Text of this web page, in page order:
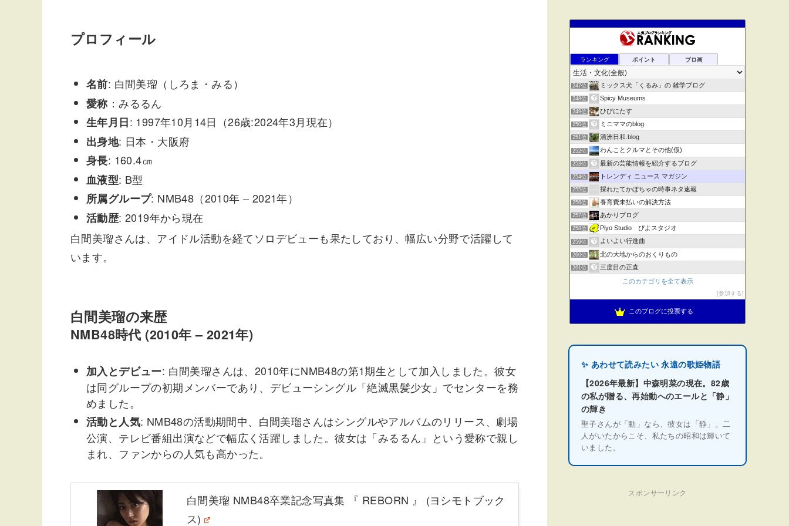
プロフィール
名前: 白間美瑠（しろま・みる）
愛称 ：みるるん
生年月日: 1997年10月14日（26歳:2024年3月現在）
出身地: 日本・大阪府
身長: 160.4㎝
血液型: B型
所属グループ: NMB48（2010年 – 2021年）
活動歴: 2019年から現在
白間美瑠さんは、アイドル活動を経てソロデビューも果たしており、幅広い分野で活躍して
います。
白間美瑠の来歴
NMB48時代 (2010年 – 2021年)
加入とデビュー: 白間美瑠さんは、2010年にNMB48の第1期生として加入しました。彼女
は同グループの初期メンバーであり、デビューシングル「絶滅黒髪少女」でセンターを務
めました。
活動と人気: NMB48の活動期間中、白間美瑠さんはシングルやアルバムのリリース、劇場
公演、テレビ番組出演などで幅広く活躍しました。彼女は「みるるん」という愛称で親し
まれ、ファンからの人気も高かった。
白間美瑠 NMB48卒業記念写真集 『 REBORN 』 (ヨシモトブック
ス)
ランキング ポイント ブロ画
247位 ミックス犬「くるみ」の 雑学ブログ
248位 Spicy Museums
249位 ひびにたす
250位 ミニママのblog
251位 清洲日和.blog
252位 わんことクルマとその他(仮)
253位 最新の芸能情報を紹介するブログ
254位 トレンディ ニュース マガジン
255位 採れたてかぼちゃの時事ネタ速報
256位 養育費未払いの解決方法
257位 あかりブログ
258位 Piyo Studio ぴよスタジオ
259位 よいよい行進曲
260位 北の大地からのおくりもの
261位 三度目の正直
このカテゴリを全て表示
参加する
このブログに投票する
✨ あわせて読みたい 永遠の歌姫物語
【2026年最新】中森明菜の現在。82歳
の私が贈る、再始動へのエールと「静」
の輝き
聖子さんが「動」なら、彼女は「静」。二
人がいたからこそ、私たちの昭和は輝いて
いました。
スポンサーリンク